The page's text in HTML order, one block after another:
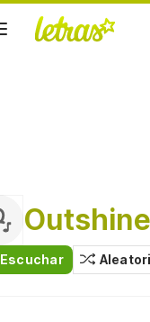
Outshine
Escuchar